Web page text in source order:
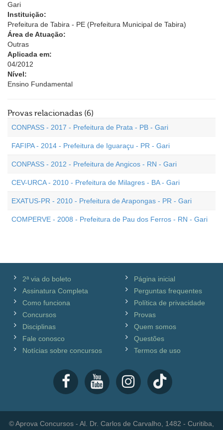
Gari
Instituição:
Prefeitura de Tabira - PE (Prefeitura Municipal de Tabira)
Área de Atuação:
Outras
Aplicada em:
04/2012
Nível:
Ensino Fundamental
Provas relacionadas (6)
CONPASS - 2017 - Prefeitura de Prata - PB - Gari
FAFIPA - 2014 - Prefeitura de Iguaraçu - PR - Gari
CONPASS - 2012 - Prefeitura de Angicos - RN - Gari
CEV-URCA - 2010 - Prefeitura de Milagres - BA - Gari
EXATUS-PR - 2010 - Prefeitura de Arapongas - PR - Gari
COMPERVE - 2008 - Prefeitura de Pau dos Ferros - RN - Gari
2ª via do boleto
Assinatura Completa
Como funciona
Concursos
Disciplinas
Fale conosco
Notícias sobre concursos
Página inicial
Perguntas frequentes
Política de privacidade
Provas
Quem somos
Questões
Termos de uso
© Aprova Concursos - Al. Dr. Carlos de Carvalho, 1482 - Curitiba,